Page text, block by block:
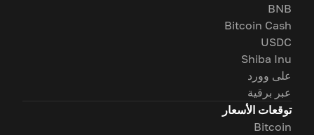
BNB
Bitcoin Cash
USDC
Shiba Inu
على وورد
عبر برقية
توقعات الأسعار
Bitcoin